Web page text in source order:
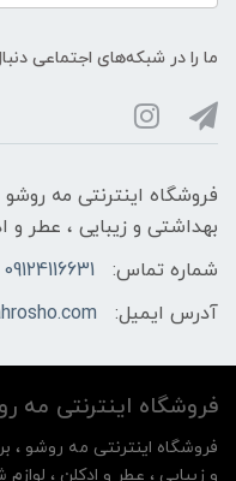
ما را در شبکه‌های اجتماعی
فروشگاه اینترنتی مه‌ رو‌شو
بهداشتی و زیبایی ، عطر و
شماره تماس:
09124116631
آدرس ایمیل:
فروشگاه اینترنتی مه‌
فروشگاه اینترنتی مه‌ رو‌شو ،
و زیبایی ، عطر و ادکلن ،